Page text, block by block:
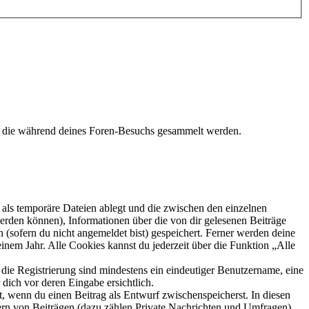
während deines Foren-Besuchs gesammelt werden.
temporäre Dateien ablegt und die zwischen den einzelnen
können), Informationen über die von dir gelesenen Beiträge
du nicht angemeldet bist) gespeichert. Ferner werden deine
Jahr. Alle Cookies kannst du jederzeit über die Funktion „Alle
Registrierung sind mindestens ein eindeutiger Benutzername, eine
vor deren Eingabe ersichtlich.
wenn du einen Beitrag als Entwurf zwischenspeicherst. In diesen